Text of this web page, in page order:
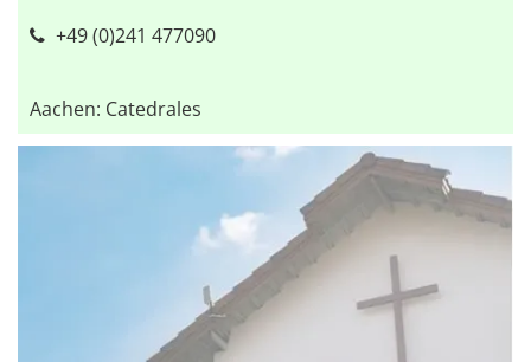
+49 (0)241 477090
Aachen: Catedrales